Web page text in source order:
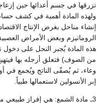
تزرقها في جسم أعدائها حين
ولهذه المادة أهمية في كشف
إنشاء مناحل بغرض الإنتاج
الروماتيزم وبعض الأمراض
هذه المادة يُجبر النحل على
من الصوف) فتعلق أرجله بها
وعاء، ثم يُصفّى الناتج ويُجمع في
إبر الأنسولين لاستعمالها طبياً.
3ـ مادة الشمع: هي إفراز طبيعي